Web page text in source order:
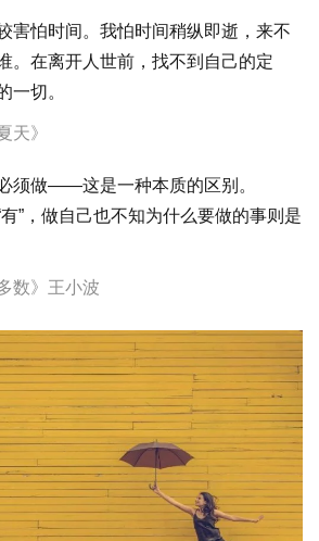
害怕时间。我怕时间稍纵即逝，来不
。在离开人世前，找不到自己的定
一切。
天》
须做——这是一种本质的区别。
”，做自己也不知为什么要做的事则是
数》王小波